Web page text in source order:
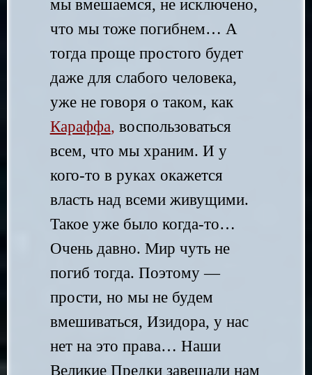
мы вмешаемся, не исключено,
что мы тоже погибнем… А
тогда проще простого будет
даже для слабого человека,
уже не говоря о таком, как
Караффа, воспользоваться
всем, что мы храним. И у
кого-то в руках окажется
власть над всеми живущими.
Такое уже было когда-то…
Очень давно. Мир чуть не
погиб тогда. Поэтому —
прости, но мы не будем
вмешиваться, Изидора, у нас
нет на это права… Наши
Великие Предки завещали нам